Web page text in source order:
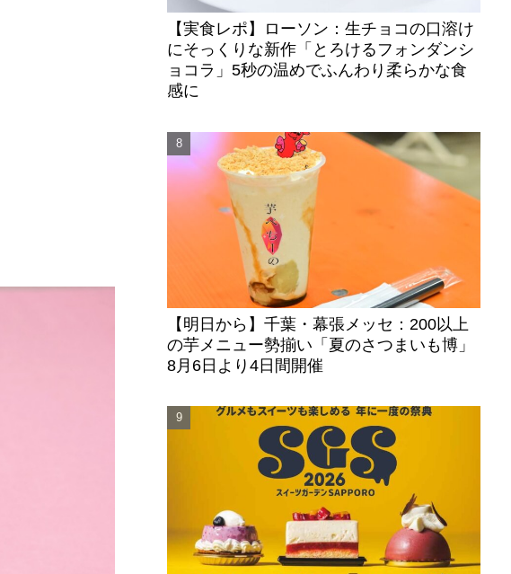
【実食レポ】ローソン：生チョコの口溶け
にそっくりな新作「とろけるフォンダンシ
ョコラ」5秒の温めでふんわり柔らかな食
感に
【明日から】千葉・幕張メッセ：200以上
の芋メニュー勢揃い「夏のさつまいも博」
8月6日より4日間開催